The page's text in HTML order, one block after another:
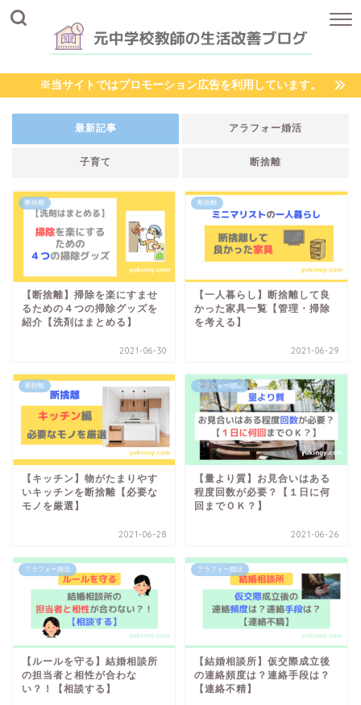
※当サイトではプロモーション広告を利用しています。
最新記事 アラフォー婚活
子育て 断捨離
断捨離
【断捨離】掃除を楽にすませ
るための４つの掃除グッズを
紹介【洗剤はまとめる】
2021-06-30
断捨離
【一人暮らし】断捨離して良
かった家具一覧【管理・掃除
を考える】
2021-06-29
断捨離
【キッチン】物がたまりやす
いキッチンを断捨離【必要な
モノを厳選】
2021-06-28
アラフォー婚活
【量より質】お見合いはある
程度回数が必要？【１日に何
回までＯＫ？】
2021-06-26
アラフォー婚活
【ルールを守る】結婚相談所
の担当者と相性が合わな
い？！【相談する】
アラフォー婚活
【結婚相談所】仮交際成立後
の連絡頻度は？連絡手段は？
【連絡不精】